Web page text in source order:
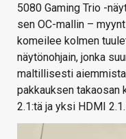
5080 Gaming Trio -
sen OC-mallin –
komeilee kolmen
näytönohjain, jonka
maltillisesti
pakkauksen takaosan
2.1:tä ja yksi HDMI 2.1.